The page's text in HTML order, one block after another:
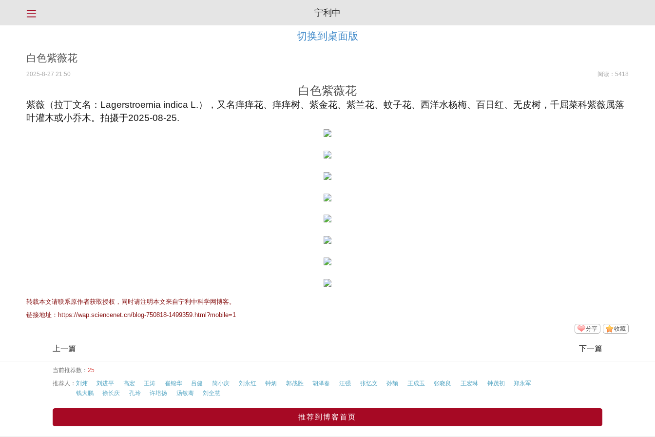
宁利中
切换到桌面版
白色紫薇花
2025-8-27 21:50 阅读：5418
白色紫薇花
紫薇（拉丁文名：Lagerstroemia indica L.），又名痒痒花、痒痒树、紫金花、紫兰花、蚊子花、西洋水杨梅、百日红、无皮树，千屈菜科紫薇属落
叶灌木或小乔木。拍摄于2025-08-25.
转载本文请联系原作者获取授权，同时请注明本文来自宁利中科学网博客。
链接地址： https://wap.sciencenet.cn/blog-750818-1499359.html?mobile=1
收藏
分享
上一篇 下一篇
当前推荐数： 25
推荐人： 刘炜 刘进平 高宏 王涛 崔锦华 吕健 简小庆 刘永红 钟炳 郭战胜 胡泽春 汪强 张忆文 孙颉 王成玉 张晓良 王宏琳 钟茂初
郑永军
钱大鹏
徐长庆 孔玲 许培扬 汤敏骞 刘全慧
推荐到博客首页